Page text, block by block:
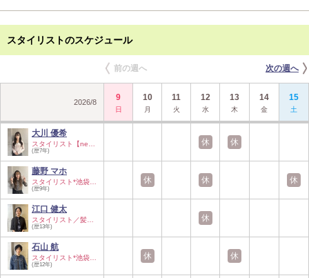
スタイリストのスケジュール
前の週へ 次の週へ
2026/8 9
日
10
月
11
火
12
水
13
木
14
金
15
土
大川 優希
(歴7年)
藤野 マホ
スタイリスト*池袋…
(歴9年)
江口 健太
(歴13年)
石山 航
スタイリスト*池袋…
(歴12年)
休 休
休 休 休
休
休 休